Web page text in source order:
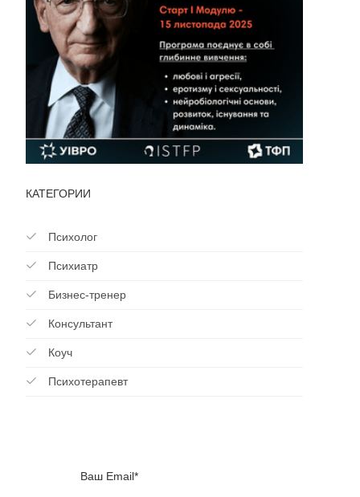
КАТЕГОРИИ
Психолог
Психиатр
Бизнес-тренер
Консультант
Коуч
Психотерапевт